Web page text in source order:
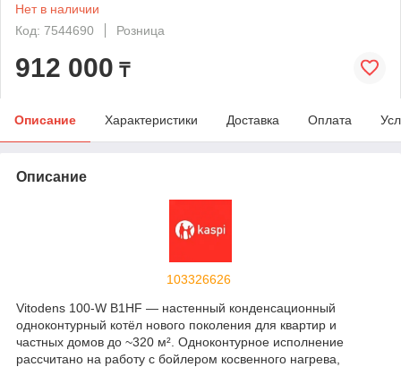
Нет в наличии
Код: 7544690
Розница
912 000 ₸
Описание Характеристики Доставка Оплата
Описание
103326626
Vitodens 100-W B1HF — настенный конденсационный
одноконтурный котёл нового поколения для квартир и
частных домов до ~320 м². Одноконтурное исполнение
рассчитано на работу с бойлером косвенного нагрева,